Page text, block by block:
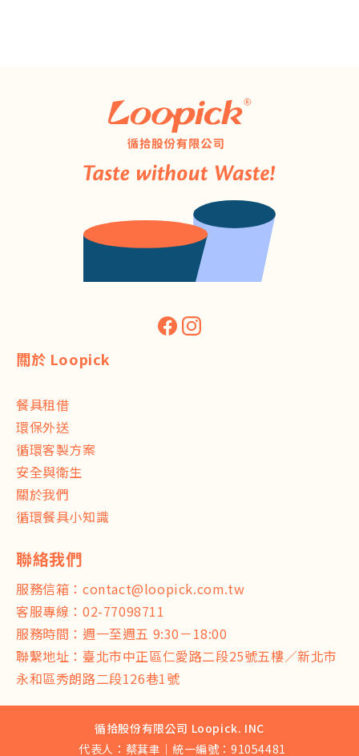
關於 Loopick
餐具租借
環保外送
循環客製方案
安全與衛生
關於我們
循環餐具小知識
服務信箱： contact@loopick.com.tw
客服專線： 02-77098711
服務時間：週一至週五 9:30－18:00
聯繫地址：臺北市中正區仁愛路二段25號五樓／新北市
永和區秀朗路二段126巷1號
循拾股份有限公司 Loopick. INC
代表人：蔡萁聿｜統一編號：91054481